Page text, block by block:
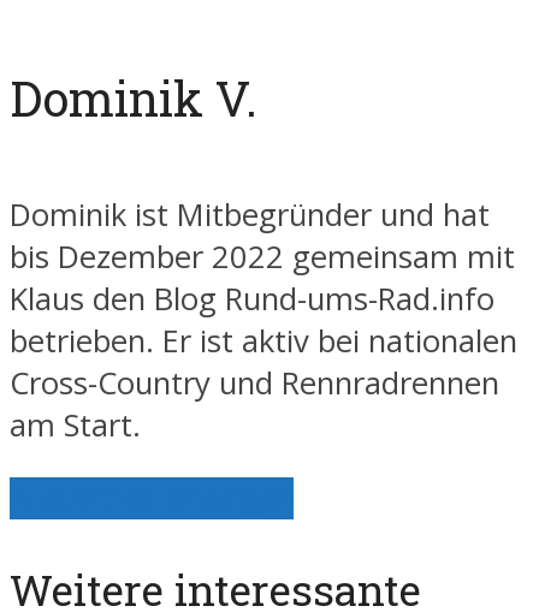
Dominik V.
Dominik ist Mitbegründer und hat
bis Dezember 2022 gemeinsam mit
Klaus den Blog Rund-ums-Rad.info
betrieben. Er ist aktiv bei nationalen
Cross-Country und Rennradrennen
am Start.
Weitere interessante